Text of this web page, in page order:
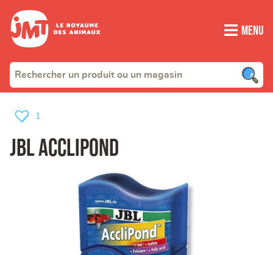
Menu
jbl acclipond
1